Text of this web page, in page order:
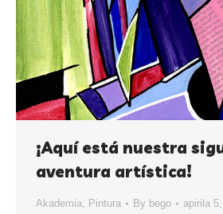
¡Aquí está nuestra
aventura artística!
Akademia, Pintura By bego apirila